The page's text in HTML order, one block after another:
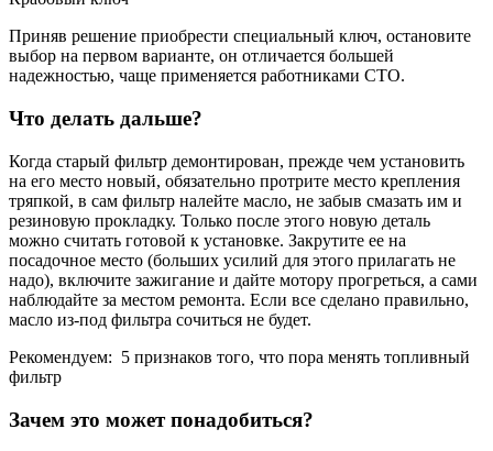
Приняв решение приобрести специальный ключ, остановите
выбор на первом варианте, он отличается большей
надежностью, чаще применяется работниками СТО.
Что делать дальше?
Когда старый фильтр демонтирован, прежде чем установить
на его место новый, обязательно протрите место крепления
тряпкой, в сам фильтр налейте масло, не забыв смазать им и
резиновую прокладку. Только после этого новую деталь
можно считать готовой к установке. Закрутите ее на
посадочное место (больших усилий для этого прилагать не
надо), включите зажигание и дайте мотору прогреться, а сами
наблюдайте за местом ремонта. Если все сделано правильно,
масло из-под фильтра сочиться не будет.
Рекомендуем: 5 признаков того, что пора менять топливный
фильтр
Зачем это может понадобиться?